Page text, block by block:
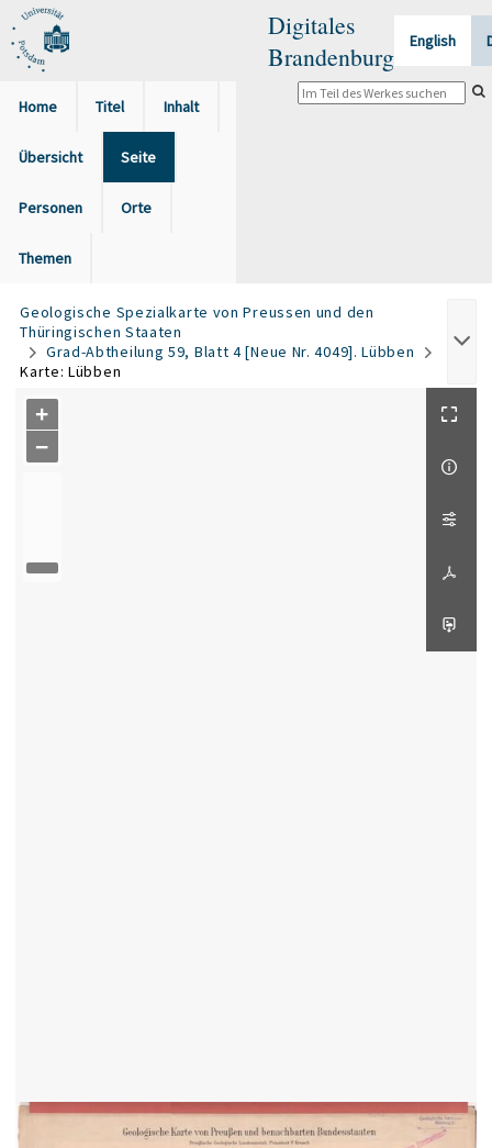
Digitales
Brandenburg
English
Home Titel Inhalt
Übersicht Seite
Personen Orte
Themen
Geologische Spezialkarte von Preussen und den
Thüringischen Staaten
Grad-Abtheilung 59, Blatt 4 [Neue Nr. 4049]. Lübben
Karte: Lübben
+
−